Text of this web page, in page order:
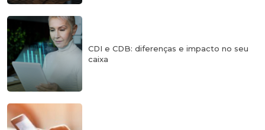
CDI e CDB: diferenças e impacto no seu
caixa